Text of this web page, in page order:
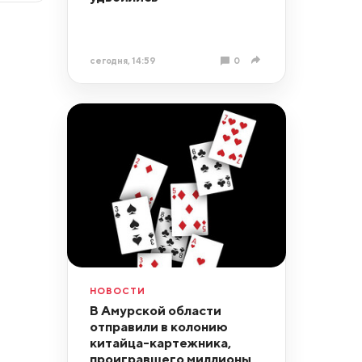
сегодня, 14:59 0
НОВОСТИ
В Амурской области
отправили в колонию
китайца-картежника,